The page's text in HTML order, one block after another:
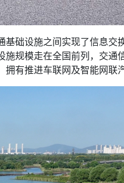
础设施之间实现了信息交
规模走在全国前列，交
有推进车联网及智能网联